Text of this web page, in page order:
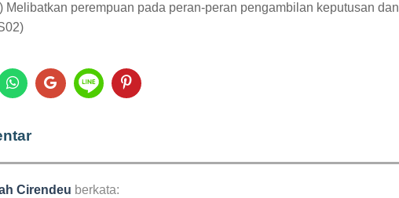
Melibatkan perempuan pada peran-peran pengambilan keputusan dan
Cirendeu berkata: